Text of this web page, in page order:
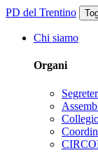
PD del Trentino
Chi siamo
Organi